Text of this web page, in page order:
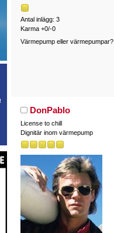
Antal inlägg: 3
Karma +0/-0
Värmepump eller värmepumpar?
DonPablo
License to chill
Dignitär inom värmepump